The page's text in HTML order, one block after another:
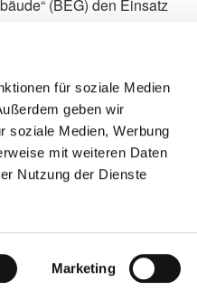
für soziale Medien
geben wir
soziale Medien, Werbung
mit weiteren Daten
Nutzung der Dienste
Marketing
(BEG) den Einsatz
die mindestens
47809 Krefeld